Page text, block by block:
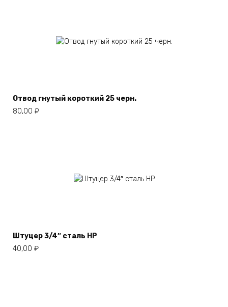
Отвод гнутый короткий 25 черн.
80,00 ₽
Штуцер 3/4″ сталь НР
40,00 ₽